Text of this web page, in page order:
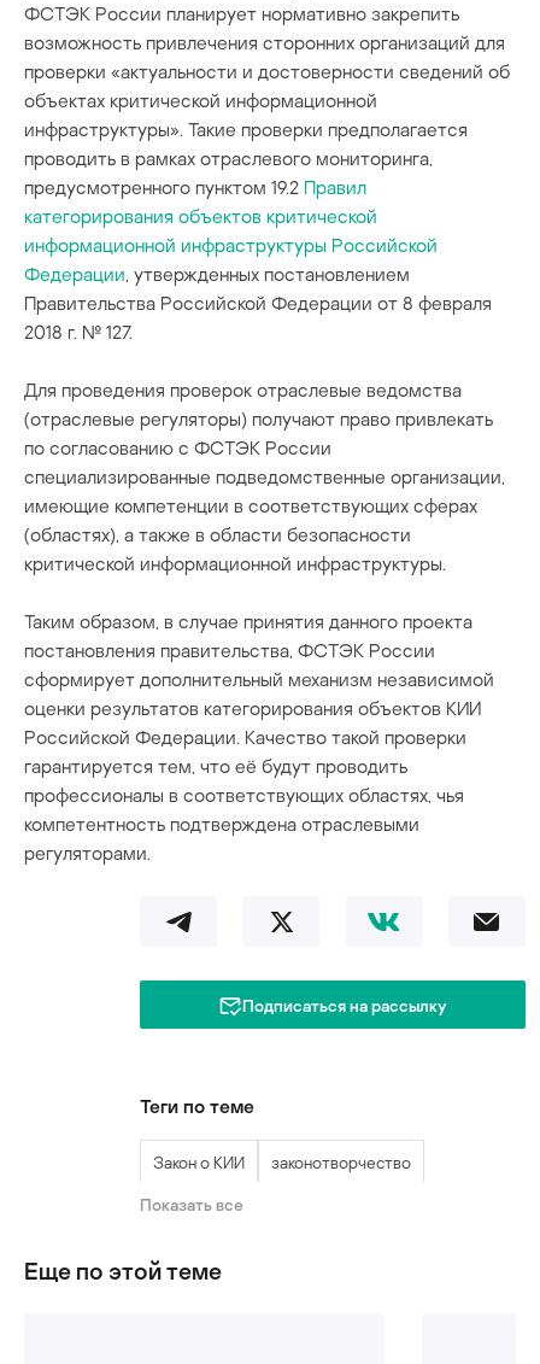
ФСТЭК России планирует нормативно закрепить
возможность привлечения сторонних организаций для
проверки «актуальности и достоверности сведений об
объектах критической информационной
инфраструктуры». Такие проверки предполагается
проводить в рамках отраслевого мониторинга,
предусмотренного пунктом 19.2 Правил
категорирования объектов критической
информационной инфраструктуры Российской
Федерации, утвержденных постановлением
Правительства Российской Федерации ‎от 8 февраля
2018 г. № 127.
Для проведения проверок отраслевые ведомства
(отраслевые регуляторы) получают право привлекать
по согласованию с ФСТЭК России
специализированные подведомственные организации,
имеющие компетенции в соответствующих сферах
(областях), а также в области безопасности
критической информационной инфраструктуры.
Таким образом, в случае принятия данного проекта
постановления правительства, ФСТЭК России
сформирует дополнительный механизм независимой
оценки результатов категорирования объектов КИИ
Российской Федерации. Качество такой проверки
гарантируется тем, что её будут проводить
профессионалы в соответствующих областях, чья
компетентность подтверждена отраслевыми
регуляторами.
Подписаться на рассылку
Теги по теме
Закон о КИИ законотворчество
критическая инфраструктура
Показать все
Еще по этой теме